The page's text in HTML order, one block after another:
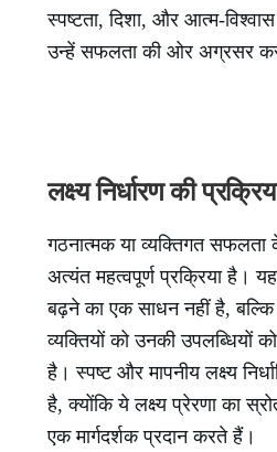
स्पष्टता, दिशा, और आत्म-
उन्हें सफलता की ओर अग्रसर
लक्ष्य निर्धारण की
गठनात्मक या व्यक्तिगत सफलता
अत्यंत महत्वपूर्ण प्रक्रिया है।
बढ़ने का एक साधन नहीं है,
व्यक्तियों को उनकी उपलब्धियों
है। स्पष्ट और मापनीय लक्ष्य
है, क्योंकि ये लक्ष्य प्रेरणा का
एक मार्गदर्शक प्रदान करते हैं।